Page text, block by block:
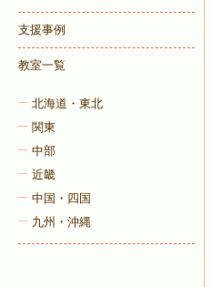
支援事例
教室一覧
北海道・東北
関東
中部
近畿
中国・四国
九州・沖縄